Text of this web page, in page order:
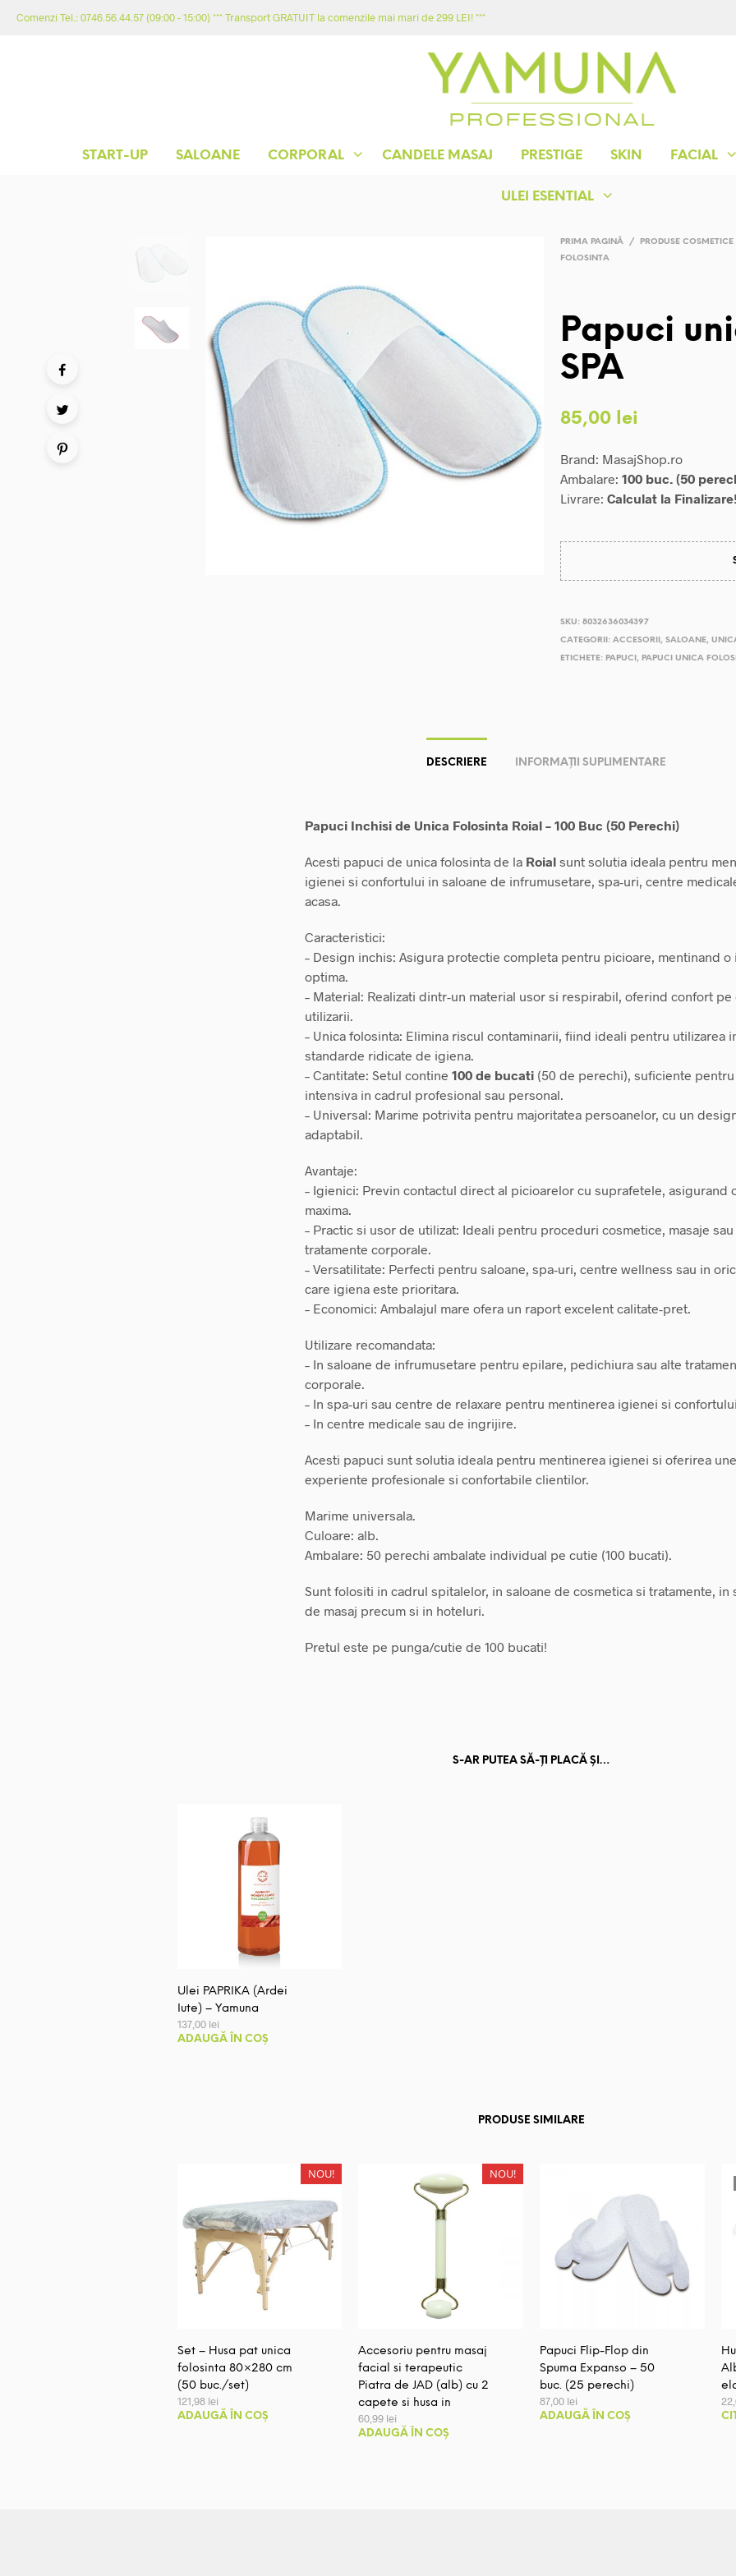
Comenzi Tel.: 0746.56.44.57 (09:00 - 15:00) *** Transport GRATUIT la comenzile mai mari de 299 LEI! ***
ACASA MAGAZIN YAMUNA
START-UP SALOANE CORPORAL CANDELE MASAJ PRESTIGE SKIN FACIAL
ULEI ESENTIAL
PRIMA PAGINĂ / PRODUSE COSMETICE
FOLOSINTA
Papuci
SPA
85,00 lei
Brand: MasajShop.ro
Ambalare: 100 buc. (50
Livrare: Calculat la Finalizare!
SKU: 8032636034397
CATEGORII: ACCESORII , SALOANE,
ETICHETE: PAPUCI , PAPUCI UNICA
DESCRIERE INFORMAȚII SUPLIMENTARE
Papuci Inchisi de Unica Folosinta Roial – 100 Buc (50 Perechi)
Acesti papuci de unica folosinta de la Roial sunt solutia ideala pentru
igienei si confortului in saloane de infrumusetare, spa-uri, centre
acasa.
Caracteristici:
– Design inchis: Asigura protectie completa pentru picioare, mentinand o
optima.
– Material: Realizati dintr-un material usor si respirabil, oferind confort pe
utilizarii.
– Unica folosinta: Elimina riscul contaminarii, fiind ideali pentru utilizarea
standarde ridicate de igiena.
– Cantitate: Setul contine 100 de bucati (50 de perechi), suficiente
intensiva in cadrul profesional sau personal.
– Universal: Marime potrivita pentru majoritatea persoanelor, cu un
adaptabil.
Avantaje:
– Igienici: Previn contactul direct al picioarelor cu suprafetele, asigurand
maxima.
– Practic si usor de utilizat: Ideali pentru proceduri cosmetice, masaje sau
tratamente corporale.
– Versatilitate: Perfecti pentru saloane, spa-uri, centre wellness sau in
care igiena este prioritara.
– Economici: Ambalajul mare ofera un raport excelent calitate-pret.
Utilizare recomandata:
– In saloane de infrumusetare pentru epilare, pedichiura sau alte
corporale.
– In spa-uri sau centre de relaxare pentru mentinerea igienei si
– In centre medicale sau de ingrijire.
Acesti papuci sunt solutia ideala pentru mentinerea igienei si oferirea
experiente profesionale si confortabile clientilor.
Marime universala.
Culoare: alb.
Ambalare: 50 perechi ambalate individual pe cutie (100 bucati).
Sunt folositi in cadrul spitalelor, in saloane de cosmetica si tratamente, in
de masaj precum si in hoteluri.
Pretul este pe punga/cutie de 100 bucati!
S-AR PUTEA SĂ-ȚI PLACĂ ȘI…
Ulei PAPRIKA (Ardei
Iute) – Yamuna
137,00 lei
ADAUGĂ ÎN COȘ
PRODUSE SIMILARE
NOU!
Set – Husa pat unica
folosinta 80×280 cm
(50 buc./set)
121,98 lei
ADAUGĂ ÎN COȘ
NOU!
Accesoriu pentru masaj
facial si terapeutic
Piatra de JAD (alb) cu 2
capete si husa in
60,99 lei
ADAUGĂ ÎN COȘ
Papuci Flip-Flop din
Spuma Expanso – 50
buc. (25 perechi)
87,00 lei
ADAUGĂ ÎN COȘ